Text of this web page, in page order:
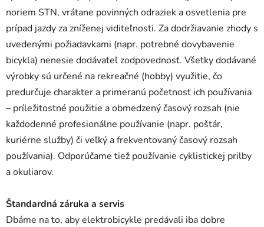
noriem STN, vrátane povinných odraziek a osvetlenia pre
prípad jazdy za zníženej viditeľnosti. Za dodržiavanie zhody s
uvedenými požiadavkami (napr. potrebné dovybavenie
bicykla) nenesie dodávateľ zodpovednosť. Všetky dodávané
výrobky sú určené na rekreačné (hobby) využitie, čo
predurčuje charakter a primeranú početnosť ich používania
– príležitostné použitie a obmedzený časový rozsah (nie
každodenné profesionálne používanie (napr. poštár,
kuriérne služby) či veľký a frekventovaný časový rozsah
používania). Odporúčame tiež používanie cyklistickej prilby
a okuliarov.
Štandardná záruka a servis
Dbáme na to, aby elektrobicykle predávali iba dobre